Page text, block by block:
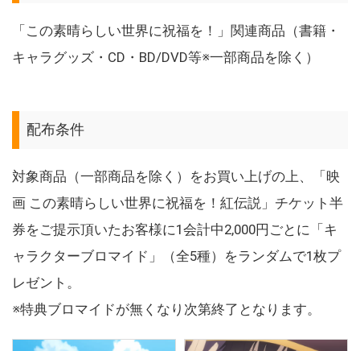
「この素晴らしい世界に祝福を！」関連商品（書籍・
キャラグッズ・CD・BD/DVD等※一部商品を除く）
配布条件
対象商品（一部商品を除く）をお買い上げの上、「映
画 この素晴らしい世界に祝福を！紅伝説」チケット半
券をご提示頂いたお客様に1会計中2,000円ごとに「キ
ャラクターブロマイド」（全5種）をランダムで1枚プ
レゼント。
※特典ブロマイドが無くなり次第終了となります。